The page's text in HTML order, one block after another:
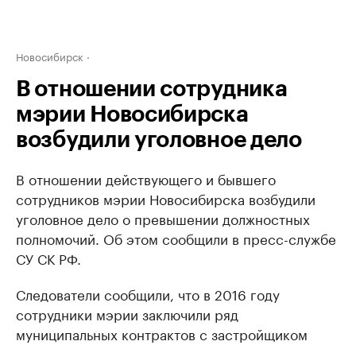
Новосибирск
В отношении сотрудника
мэрии Новосибирска
возбудили уголовное дело
В отношении действующего и бывшего
сотрудников мэрии Новосибирска возбудили
уголовное дело о превышении должностных
полномочий. Об этом сообщили в пресс-службе
СУ СК РФ.
Следователи сообщили, что в 2016 году
сотрудники мэрии заключили ряд
муниципальных контрактов с застройщиком